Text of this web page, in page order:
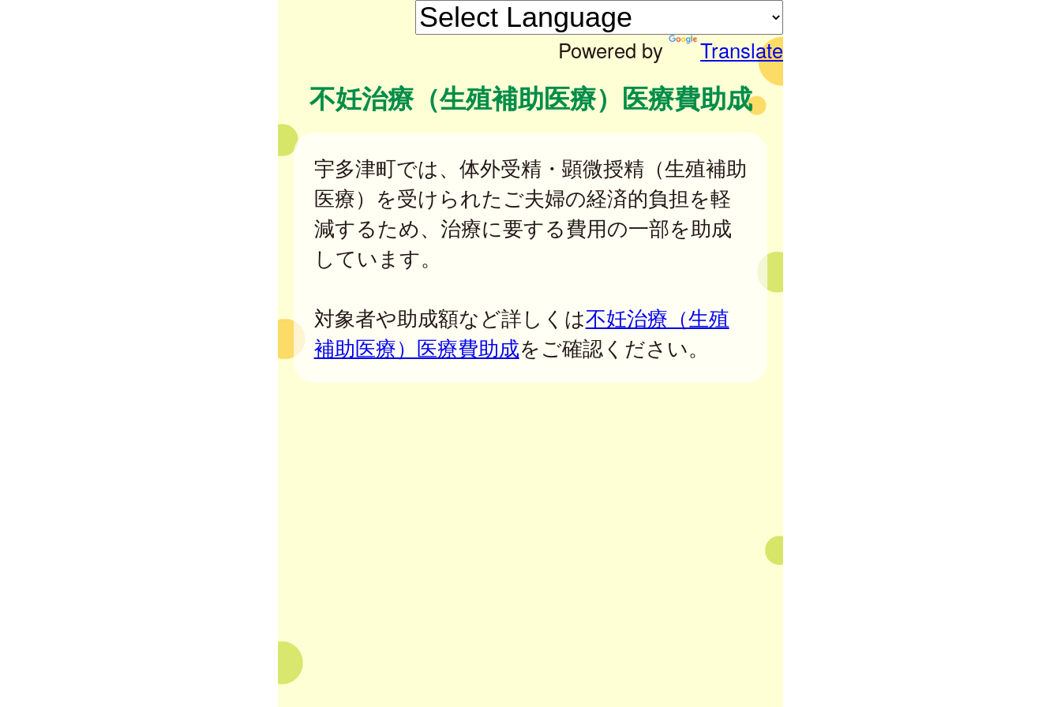
Powered by Translate
不妊治療（生殖補助医療）医療費助成
宇多津町では、体外受精・顕微授精（生殖補助
医療）を受けられたご夫婦の経済的負担を軽
減するため、治療に要する費用の一部を助成
しています。
対象者や助成額など詳しくは不妊治療（生殖
補助医療）医療費助成をご確認ください。